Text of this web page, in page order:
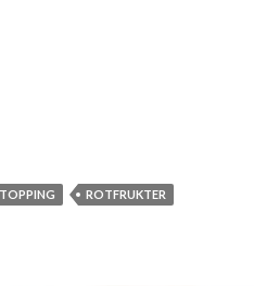
ROTFRUKTER